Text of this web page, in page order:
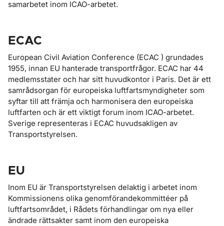
samarbetet inom ICAO-arbetet.
ECAC
European Civil Aviation Conference (ECAC ) grundades
1955, innan EU hanterade transportfrågor. ECAC har 44
medlemsstater och har sitt huvudkontor i Paris. Det är ett
samrådsorgan för europeiska luftfartsmyndigheter som
syftar till att främja och harmonisera den europeiska
luftfarten och är ett viktigt forum inom ICAO-arbetet.
Sverige representeras i ECAC huvudsakligen av
Transportstyrelsen.
EU
Inom EU är Transportstyrelsen delaktig i arbetet inom
Kommissionens olika genomförandekommittéer på
luftfartsområdet, i Rådets förhandlingar om nya eller
ändrade rättsakter samt inom den europeiska